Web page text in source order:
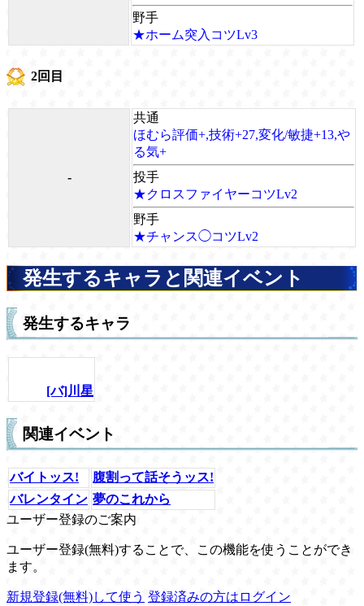
野手
★ホーム突入コツLv3
2回目
-
共通
ほむら評価+,技術+27,変化/敏捷+13,や
る気+
投手
★クロスファイヤーコツLv2
野手
★チャンス◯コツLv2
発生するキャラと関連イベント
発生するキャラ
[バ]川星
関連イベント
バイトッス!
腹割って話そうッス!
バレンタイン 夢のこれから
ユーザー登録のご案内
ユーザー登録(無料)することで、この機能を使うことができ
ます。
新規登録(無料)して使う 登録済みの方はログイン